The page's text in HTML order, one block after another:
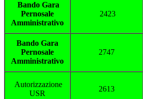
Bando Gara
Pernosale
Amministrativo
2423
Bando Gara
Pernosale
Amministrativo
2747
Autorizzazione
USR
2613